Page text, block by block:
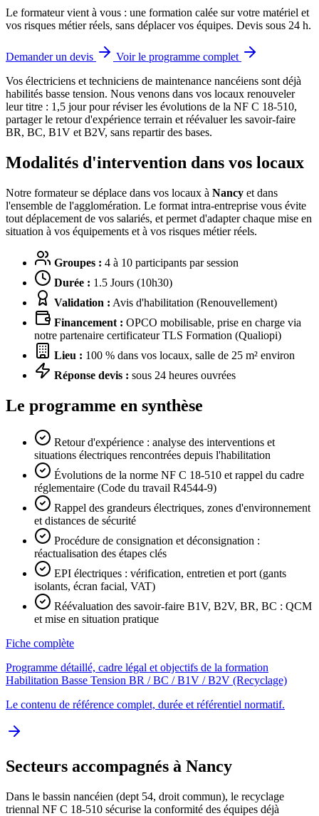
Le formateur vient à vous : une formation calée sur votre matériel et
vos risques métier réels, sans déplacer vos équipes. Devis sous 24 h.
Demander un devis
Voir le programme complet
Vos électriciens et techniciens de maintenance nancéiens sont déjà
habilités basse tension. Nous venons dans vos locaux renouveler
leur titre : 1,5 jour pour réviser les évolutions de la NF C 18-510,
partager le retour d'expérience terrain et réévaluer les savoir-faire
BR, BC, B1V et B2V, sans repartir des bases.
Modalités d'intervention dans vos locaux
Notre formateur se déplace dans vos locaux à Nancy et dans
l'ensemble de l'agglomération. Le format intra-entreprise vous évite
tout déplacement de vos salariés, et permet d'adapter chaque mise en
situation à vos équipements et à vos risques métier réels.
Groupes : 4 à 10 participants par session
Durée : 1.5 Jours (10h30)
Validation : Avis d'habilitation (Renouvellement)
Financement : OPCO mobilisable, prise en charge via
notre partenaire certificateur TLS Formation (Qualiopi)
Lieu : 100 % dans vos locaux, salle de 25 m² environ
Réponse devis : sous 24 heures ouvrées
Le programme en synthèse
Retour d'expérience : analyse des interventions et
situations électriques rencontrées depuis l'habilitation
Évolutions de la norme NF C 18-510 et rappel du cadre
réglementaire (Code du travail R4544-9)
Rappel des grandeurs électriques, zones d'environnement
et distances de sécurité
Procédure de consignation et déconsignation :
réactualisation des étapes clés
EPI électriques : vérification, entretien et port (gants
isolants, écran facial, VAT)
Réévaluation des savoir-faire B1V, B2V, BR, BC : QCM
et mise en situation pratique
Fiche complète
Programme détaillé, cadre légal et objectifs de la formation
Habilitation Basse Tension BR / BC / B1V / B2V (Recyclage)
Le contenu de référence complet, durée et référentiel normatif.
Secteurs accompagnés à Nancy
Dans le bassin nancéien (dept 54, droit commun), le recyclage
triennal NF C 18-510 sécurise la conformité des équipes déjà